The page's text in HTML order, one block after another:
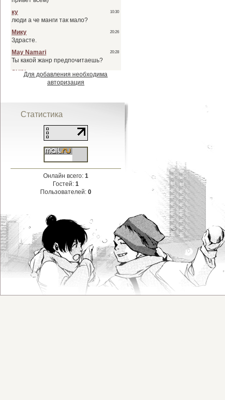
Для добавления необходима
авторизация
Статистика
Онлайн всего: 1
Гостей: 1
Пользователей: 0